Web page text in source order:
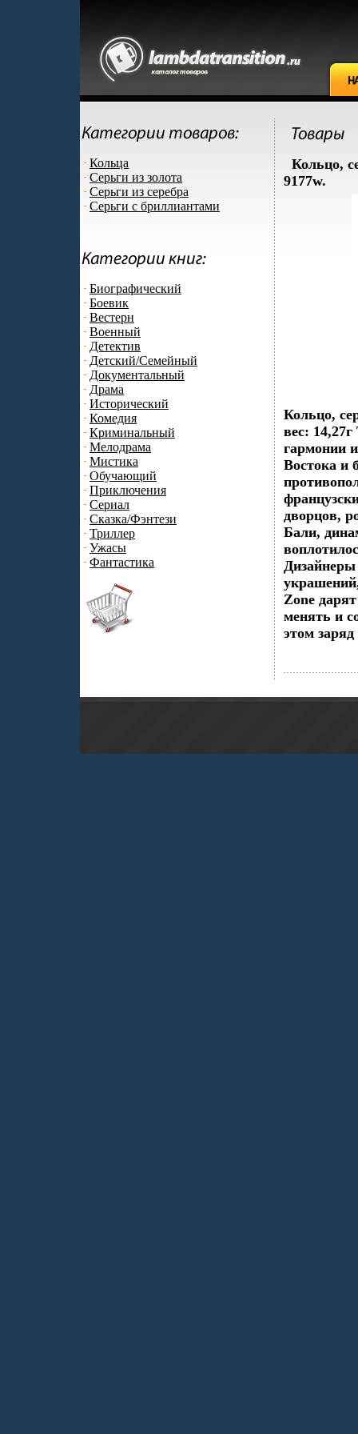
Кольца
Серьги из золота
Серьги из серебра
Серьги с бриллиантами
Биографический
Боевик
Вестерн
Военный
Детектив
Детский/Семейный
Документальный
Драма
Исторический
Комедия
Криминальный
Мелодрама
Мистика
Обучающий
Приключения
Сериал
Сказка/Фэнтези
Триллер
Ужасы
Фантастика
Кольцо,
9177w.
Кольцо,
вес:
гармонии
Востока и
дворцов,
Бали,
Дизайнеры
Zone
менять и
этом